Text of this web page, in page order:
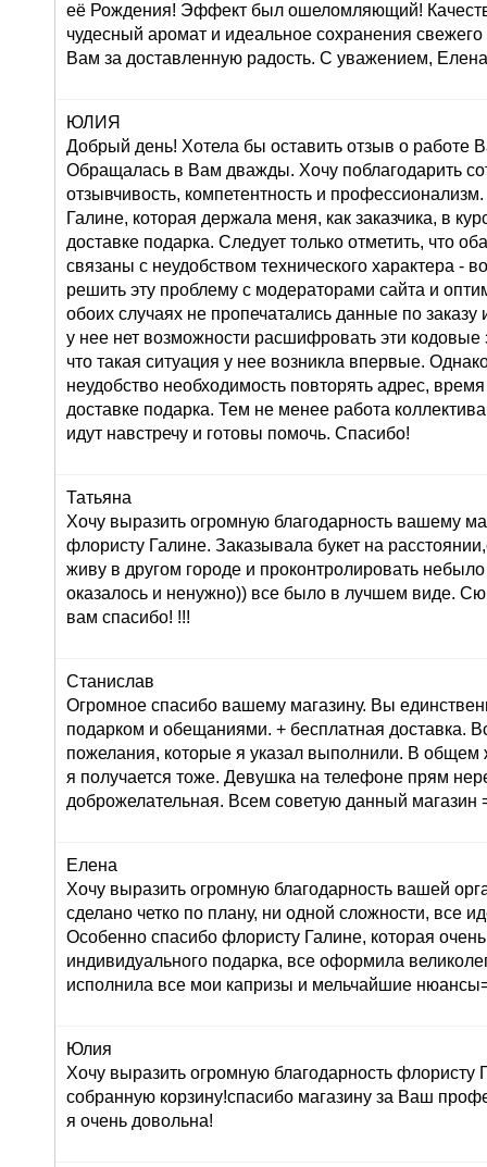
её Рождения! Эффект был ошеломляющий!
чудесный аромат и идеальное сохранения
Вам за доставленную радость. С уважением,
ЮЛИЯ
Добрый день! Хотела бы оставить отзыв о работе
Обращалась в Вам дважды. Хочу поблагодарить
отзывчивость, компетентность и
Галине, которая держала меня, как заказчика, в
доставке подарка. Следует только отметить, что
связаны с неудобством технического характера -
решить эту проблему с модераторами сайта и
обоих случаях не пропечатались данные по заказу
у нее нет возможности расшифровать эти кодовые
что такая ситуация у нее возникла впервые.
неудобство необходимость повторять адрес,
доставке подарка. Тем не менее работа
идут навстречу и готовы помочь. Спасибо!
Татьяна
Хочу выразить огромную благодарность вашему
флористу Галине. Заказывала букет на
живу в другом городе и проконтролировать
оказалось и ненужно)) все было в лучшем виде.
вам спасибо! !!!
Станислав
Огромное спасибо вашему магазину. Вы
подарком и обещаниями. + бесплатная доставка.
пожелания, которые я указал выполнили. В общем
я получается тоже. Девушка на телефоне прям
доброжелательная. Всем советую данный магазин
Елена
Хочу выразить огромную благодарность вашей
сделано четко по плану, ни одной сложности, все
Особенно спасибо флористу Галине, которая
индивидуального подарка, все оформила
исполнила все мои капризы и мельчайшие
Юлия
Хочу выразить огромную благодарность флористу
собранную корзину!спасибо магазину за Ваш
я очень довольна!